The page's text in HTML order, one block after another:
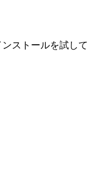
ストールを試して